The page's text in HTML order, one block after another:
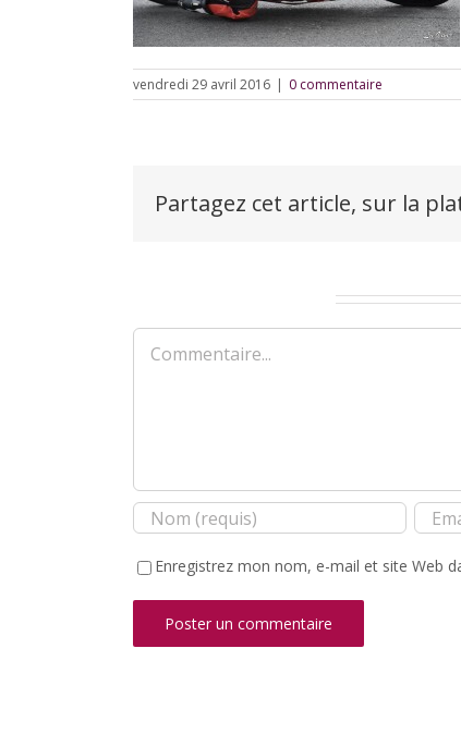
vendredi 29 avril 2016 | 0 commentaire
Partagez cet article, sur la
Commentaire
Enregistrez mon nom, e-mail et site Web